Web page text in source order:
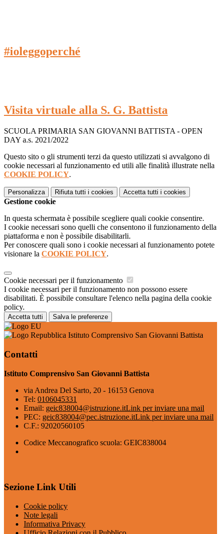
#ioleggoperché
Visita virtuale alla S. G. Battista
SCUOLA PRIMARIA SAN GIOVANNI BATTISTA - OPEN
DAY a.s. 2021/2022
Questo sito o gli strumenti terzi da questo utilizzati si avvalgono di
cookie necessari al funzionamento ed utili alle finalità illustrate nella
COOKIE POLICY.
Personalizza Rifiuta tutti i cookies Accetta tutti i cookies
Gestione cookie
In questa schermata è possibile scegliere quali cookie consentire.
I cookie necessari sono quelli che consentono il funzionamento della
piattaforma e non è possibile disabilitarli.
Per conoscere quali sono i cookie necessari al funzionamento potete
visionare la COOKIE POLICY.
Cookie necessari per il funzionamento
I cookie necessari per il funzionamento non possono essere
disabilitati. È possibile consultare l'elenco nella pagina della cookie
policy.
Accetta tutti Salva le preferenze
Istituto Comprensivo San Giovanni Battista
Contatti
Istituto Comprensivo San Giovanni Battista
via Andrea Del Sarto, 20 - 16153 Genova
Tel: 0106045331
Email: geic838004@istruzione.itLink per inviare una mail
PEC: geic838004@pec.istruzione.itLink per inviare una mail
C.F.: 92020560105
Codice Meccanografico scuola: GEIC838004
Sezione Link Utili
Cookie policy
Note legali
Informativa Privacy